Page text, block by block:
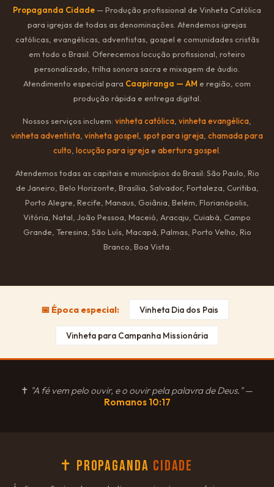
Propaganda Cidade — Produção profissional de Vinheta Católica
para igrejas de todas as denominações. Atendemos igrejas
católicas, evangélicas, adventistas, gospel e comunidades cristãs
em todo o Brasil. Oferecemos locução profissional, roteiro
personalizado, trilha sonora sacra e mixagem de áudio.
Atendimento especial para Caapiranga — AM e região, com
produção rápida e entrega digital.
Nossos serviços incluem: vinheta católica vinheta evangélica
vinheta adventista vinheta gospel spot para igreja chamada para
culto locução para igreja e abertura gospel
Atendemos todas as capitais e municípios do Brasil: São Paulo, Rio
de Janeiro, Belo Horizonte, Brasília, Salvador, Fortaleza, Curitiba,
Porto Alegre, Recife, Manaus, Goiânia, Belém, Florianópolis,
Vitória, Natal, João Pessoa, Maceió, Aracaju, Cuiabá, Campo
Grande, Teresina, São Luís, Macapá, Palmas, Porto Velho, Rio
Branco, Boa Vista.
📅 Época especial: Vinheta Dia dos Pais
Vinheta para Campanha Missionária
✝ "A fé vem pelo ouvir, e o ouvir pela palavra de Deus."—
Romanos 10:17
✝ Propaganda Cidade